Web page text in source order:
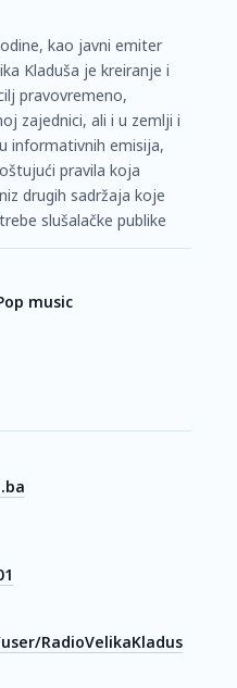
kao javni emiter
Kladuša je kreiranje i
pravovremeno,
zajednici, ali i u zemlji i
informativnih emisija,
pravila koja
drugih sadržaja koje
slušalačke publike
music
RadioVelikaKladus